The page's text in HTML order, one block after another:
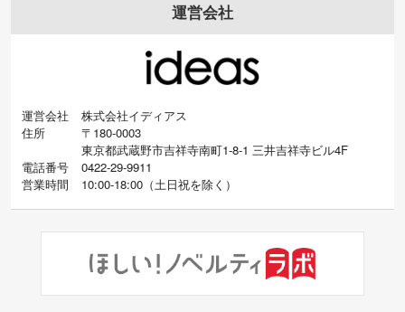
運営会社
運営会社
株式会社イディアス
住所
〒180-0003
東京都武蔵野市吉祥寺南町1-8-1 三井吉祥寺ビル4F
電話番号
0422-29-9911
営業時間
10:00-18:00（土日祝を除く）